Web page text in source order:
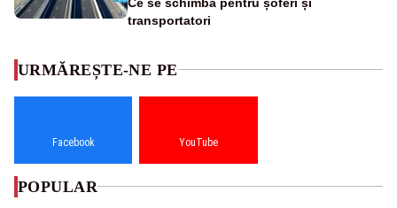
transportatori
URMĂREȘTE-NE PE
Facebook YouTube
POPULAR